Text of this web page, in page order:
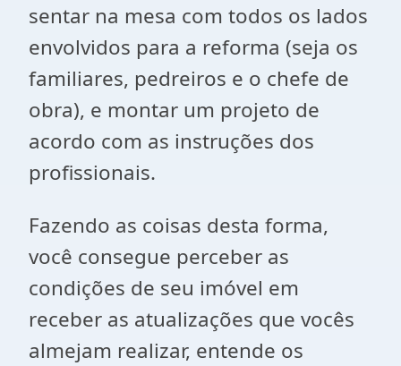
sentar na mesa com todos os lados
envolvidos para a reforma (seja os
familiares, pedreiros e o chefe de
obra), e montar um projeto de
acordo com as instruções dos
profissionais.
Fazendo as coisas desta forma,
você consegue perceber as
condições de seu imóvel em
receber as atualizações que vocês
almejam realizar, entende os